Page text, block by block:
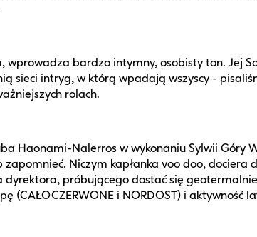
bardzo intymny, osobisty ton. Jej
intryg, w którą wpadają wszyscy -
rolach.
Haonami-Nalerros w wykonaniu Sylwii Góry
Niczym kapłanka voo doo,
próbującego dostać się
i NORDOST) i aktywność